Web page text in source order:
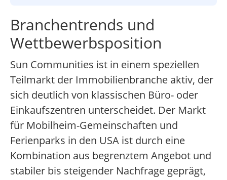
Branchentrends und
Wettbewerbsposition
Sun Communities ist in einem speziellen
Teilmarkt der Immobilienbranche aktiv, der
sich deutlich von klassischen Büro- oder
Einkaufszentren unterscheidet. Der Markt
für Mobilheim-Gemeinschaften und
Ferienparks in den USA ist durch eine
Kombination aus begrenztem Angebot und
stabiler bis steigender Nachfrage geprägt,